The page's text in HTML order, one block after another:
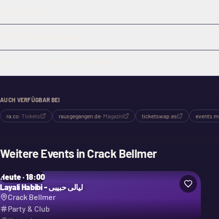
AUCH VERFÜGBAR BEI
ra.co· Tickets rausgegangen.de· Magazin ticketswap.es
Weitere Events in Crack Bellmer
Heute · 18:00
Layali Habibi - ليالي حبيبي
Crack Bellmer
Party & Club